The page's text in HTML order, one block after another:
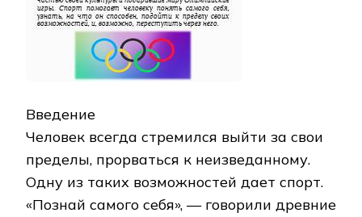
Введение
Человек всегда стремился выйти за свои
пределы, прорваться к неизведанному.
Одну из таких возможностей дает спорт.
«Познай самого себя», — говорили древние